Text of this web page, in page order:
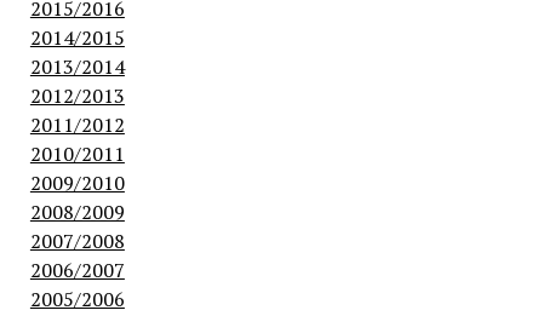
2015/2016
2014/2015
2013/2014
2012/2013
2011/2012
2010/2011
2009/2010
2008/2009
2007/2008
2006/2007
2005/2006